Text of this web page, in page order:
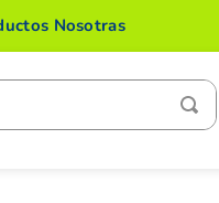
Nosotras